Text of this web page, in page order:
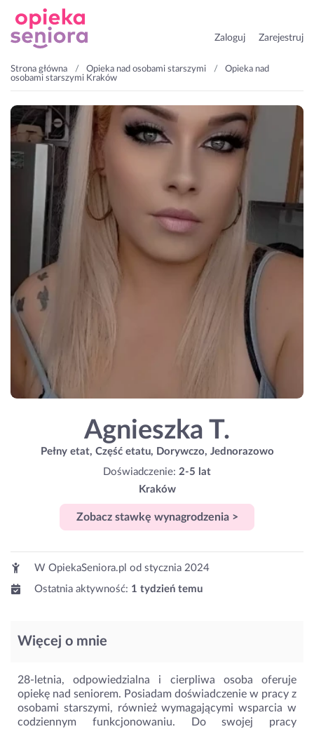
Zaloguj Zarejestruj
Strona główna Opieka nad osobami starszymi
Opieka nad
osobami starszymi Kraków
Agnieszka T.
Pełny etat, Część etatu, Dorywczo, Jednorazowo
Doświadczenie: 2-5 lat
Kraków
Zobacz stawkę wynagrodzenia >
W OpiekaSeniora.pl od stycznia 2024
Ostatnia aktywność: 1 tydzień temu
Więcej o mnie
28-letnia, odpowiedzialna i cierpliwa osoba oferuje
opiekę nad seniorem. Posiadam doświadczenie w pracy z
osobami starszymi, również wymagającymi wsparcia w
codziennym funkcjonowaniu. Do swojej pracy